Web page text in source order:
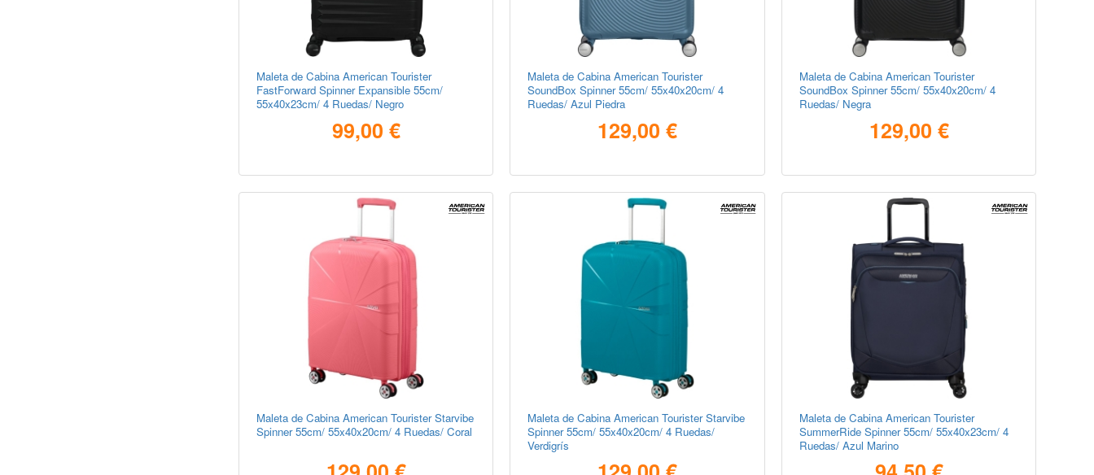
Maleta de Cabina American Tourister
FastForward Spinner Expansible 55cm/
55x40x23cm/ 4 Ruedas/ Negro
99,00 €
Maleta de Cabina American Tourister
SoundBox Spinner 55cm/ 55x40x20cm/ 4
Ruedas/ Azul Piedra
129,00 €
Maleta de Cabina American Tourister
SoundBox Spinner 55cm/ 55x40x20cm/ 4
Ruedas/ Negra
129,00 €
Maleta de Cabina American Tourister Starvibe
Spinner 55cm/ 55x40x20cm/ 4 Ruedas/ Coral
Maleta de Cabina American Tourister Starvibe
Spinner 55cm/ 55x40x20cm/ 4 Ruedas/
Verdigrís
Maleta de Cabina American Tourister
SummerRide Spinner 55cm/ 55x40x23cm/ 4
Ruedas/ Azul Marino